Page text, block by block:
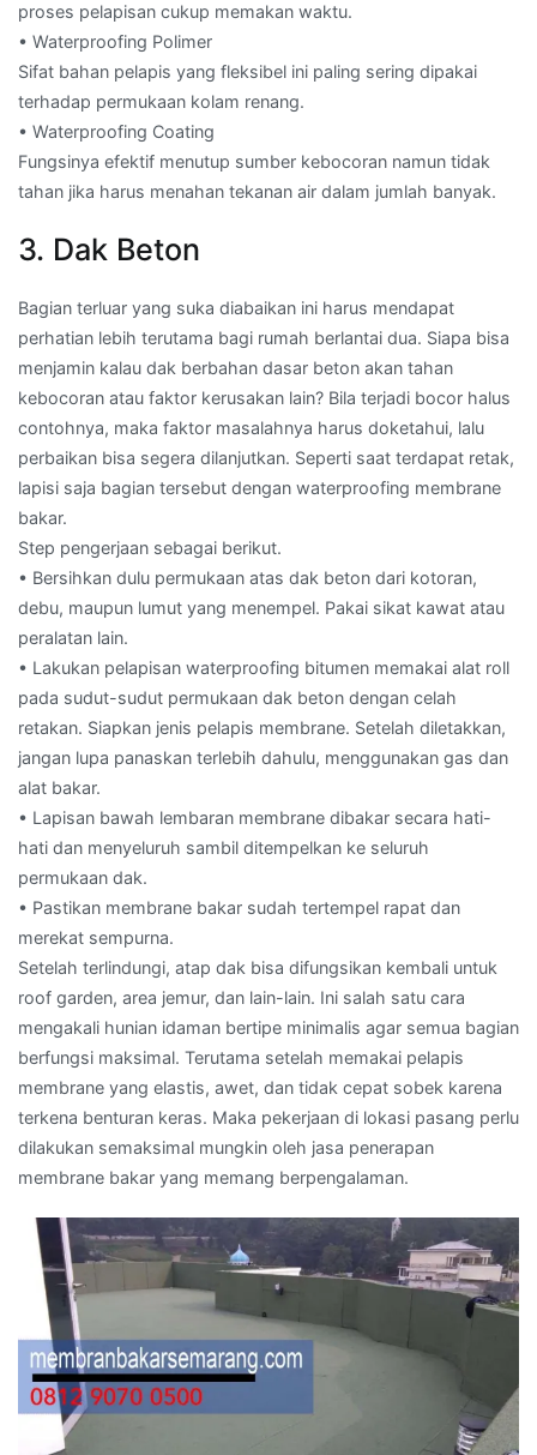
proses pelapisan cukup memakan waktu.
• Waterproofing Polimer
Sifat bahan pelapis yang fleksibel ini paling sering dipakai
terhadap permukaan kolam renang.
• Waterproofing Coating
Fungsinya efektif menutup sumber kebocoran namun tidak
tahan jika harus menahan tekanan air dalam jumlah banyak.
3. Dak Beton
Bagian terluar yang suka diabaikan ini harus mendapat
perhatian lebih terutama bagi rumah berlantai dua. Siapa bisa
menjamin kalau dak berbahan dasar beton akan tahan
kebocoran atau faktor kerusakan lain? Bila terjadi bocor halus
contohnya, maka faktor masalahnya harus doketahui, lalu
perbaikan bisa segera dilanjutkan. Seperti saat terdapat retak,
lapisi saja bagian tersebut dengan waterproofing membrane
bakar.
Step pengerjaan sebagai berikut.
• Bersihkan dulu permukaan atas dak beton dari kotoran,
debu, maupun lumut yang menempel. Pakai sikat kawat atau
peralatan lain.
• Lakukan pelapisan waterproofing bitumen memakai alat roll
pada sudut-sudut permukaan dak beton dengan celah
retakan. Siapkan jenis pelapis membrane. Setelah diletakkan,
jangan lupa panaskan terlebih dahulu, menggunakan gas dan
alat bakar.
• Lapisan bawah lembaran membrane dibakar secara hati-
hati dan menyeluruh sambil ditempelkan ke seluruh
permukaan dak.
• Pastikan membrane bakar sudah tertempel rapat dan
merekat sempurna.
Setelah terlindungi, atap dak bisa difungsikan kembali untuk
roof garden, area jemur, dan lain-lain. Ini salah satu cara
mengakali hunian idaman bertipe minimalis agar semua bagian
berfungsi maksimal. Terutama setelah memakai pelapis
membrane yang elastis, awet, dan tidak cepat sobek karena
terkena benturan keras. Maka pekerjaan di lokasi pasang perlu
dilakukan semaksimal mungkin oleh jasa penerapan
membrane bakar yang memang berpengalaman.